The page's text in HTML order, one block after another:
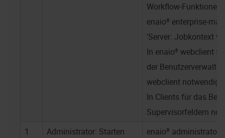
Workflow-Funktionen,
enaio® enterprise-
'Server: Jobkontext
In enaio® webclient
der
webclient notwendig.
In Clients für das
Supervisorfeldern
1
Administrator: Starten enaio® administrator